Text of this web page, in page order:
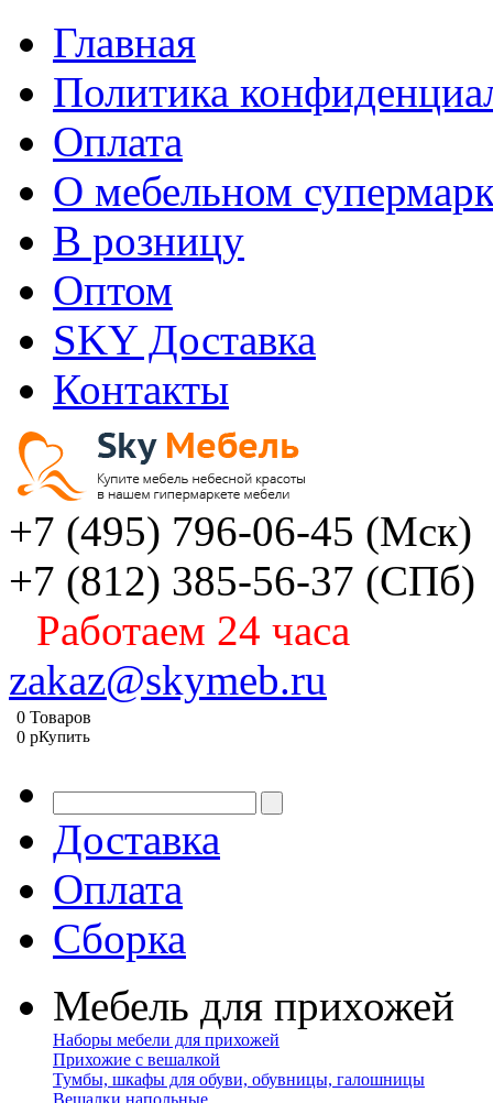
Главная
Политика
Оплата
О мебельном
В розницу
Оптом
SKY Доставка
Контакты
+7 (495) 796-06-45 (Мск)
+7 (812) 385-56-37 (СПб)
Работаем 24 часа
zakaz@skymeb.ru
0 Товаров
0 pКупить
Доставка
Оплата
Сборка
Мебель для прихожей
Наборы мебели для прихожей
Прихожие с вешалкой
Тумбы, шкафы для обуви, обувницы, галошницы
Вешалки напольные